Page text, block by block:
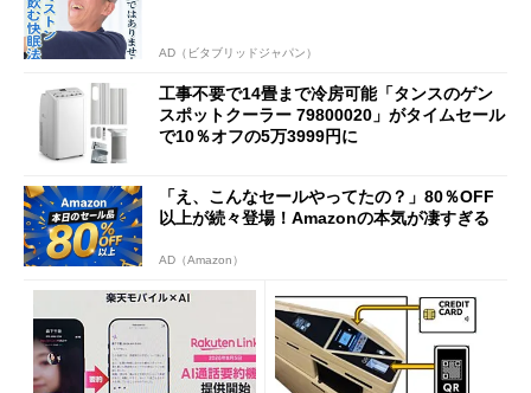
AD（ビタブリッドジャパン）
工事不要で14畳まで冷房可能「タンスのゲン
スポットクーラー 79800020」がタイムセール
で10％オフの5万3999円に
「え、こんなセールやってたの？」80％OFF
以上が続々登場！Amazonの本気が凄すぎる
AD（Amazon）